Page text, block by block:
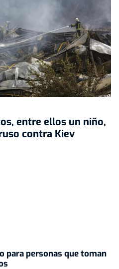
entre ellos un niño,
contra Kiev
para personas que toman